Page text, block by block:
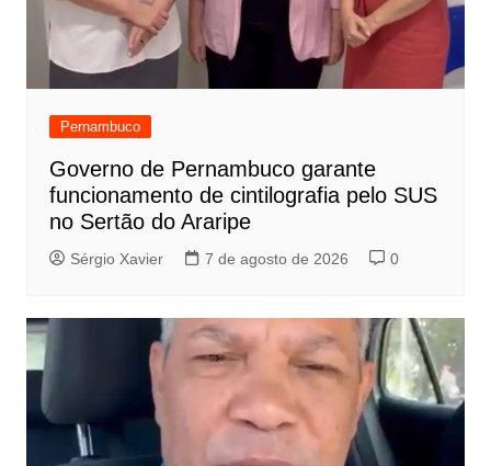
Pernambuco
Governo de Pernambuco garante
funcionamento de cintilografia pelo SUS
no Sertão do Araripe
Sérgio Xavier 7 de agosto de 2026 0